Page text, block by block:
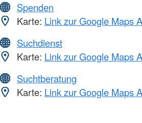
Spenden
Karte: Link zur Google Maps
Suchdienst
Karte: Link zur Google Maps
Suchtberatung
Karte: Link zur Google Maps